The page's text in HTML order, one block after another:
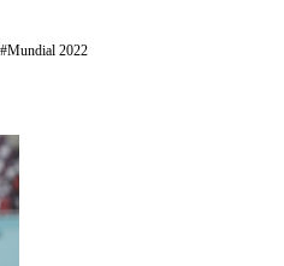
#Mundial 2022